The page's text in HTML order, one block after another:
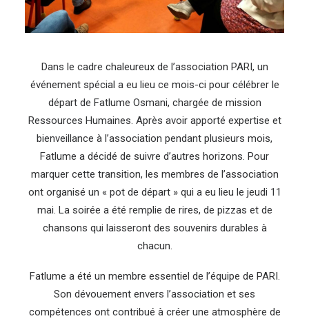
Dans le cadre chaleureux de l’association PARI, un
événement spécial a eu lieu ce mois-ci pour célébrer le
départ de Fatlume Osmani, chargée de mission
Ressources Humaines. Après avoir apporté expertise et
bienveillance à l’association pendant plusieurs mois,
Fatlume a décidé de suivre d’autres horizons. Pour
marquer cette transition, les membres de l’association
ont organisé un « pot de départ » qui a eu lieu le jeudi 11
mai. La soirée a été remplie de rires, de pizzas et de
chansons qui laisseront des souvenirs durables à
chacun.
Fatlume a été un membre essentiel de l’équipe de PARI.
Son dévouement envers l’association et ses
compétences ont contribué à créer une atmosphère de